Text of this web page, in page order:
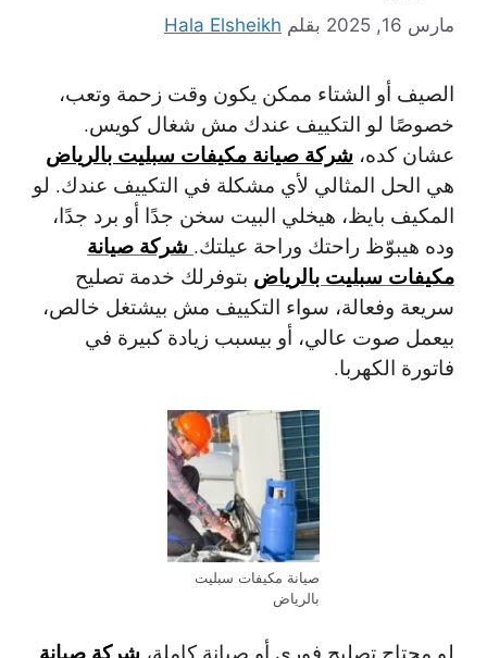
مارس 16, 2025 بقلم Hala Elsheikh
الصيف أو الشتاء ممكن يكون وقت زحمة وتعب،
خصوصًا لو التكييف عندك مش شغال كويس.
عشان كده، شركة صيانة مكيفات سبليت بالرياض
هي الحل المثالي لأي مشكلة في التكييف عندك. لو
المكيف بايظ، هيخلي البيت سخن جدًا أو برد جدًا،
وده هيبوّظ راحتك وراحة عيلتك. شركة صيانة
مكيفات سبليت بالرياض بتوفرلك خدمة تصليح
سريعة وفعالة، سواء التكييف مش بيشتغل خالص،
بيعمل صوت عالي، أو بيسبب زيادة كبيرة في
فاتورة الكهربا.
صيانة مكيفات سبليت
بالرياض
لو محتاج تصليح فوري أو صيانة كاملة، شركة صيانة